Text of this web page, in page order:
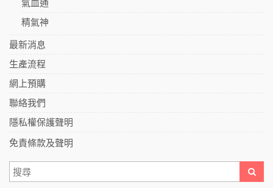
氣血通
精氣神
最新消息
生產流程
網上預購
聯絡我們
隱私權保護聲明
免責條款及聲明